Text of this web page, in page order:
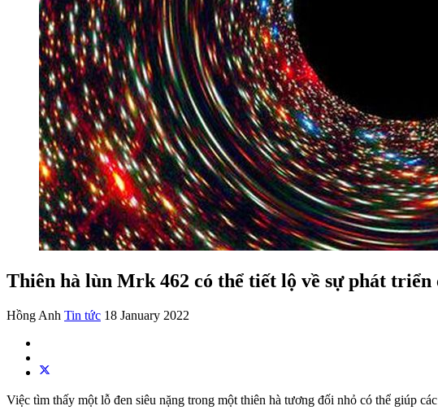
Thiên hà lùn Mrk 462 có thể tiết lộ về sự phát triển
Hồng Anh Tin tức 18 January 2022
Việc tìm thấy một lỗ đen siêu nặng trong một thiên hà tương đối nhỏ có thể giúp